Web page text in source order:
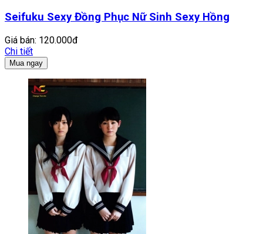
Seifuku Sexy Đồng Phục Nữ Sinh Sexy Hồng
Giá bán: 120.000đ
Chi tiết
Mua ngay